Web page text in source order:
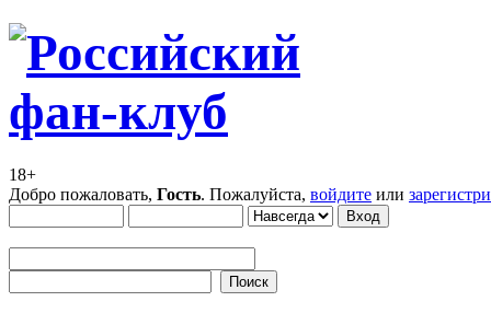
18+
Добро пожаловать, Гость. Пожалуйста, войдите или